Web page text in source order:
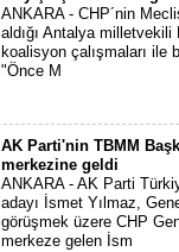
ANKARA - CHP´nin
aldığı Antalya
koalisyon çalışmaları ile
"Önce M
AK Parti'nin TBMM
merkezine geldi
ANKARA - AK Parti
adayı İsmet Yılmaz,
görüşmek üzere CHP
merkeze gelen İsm